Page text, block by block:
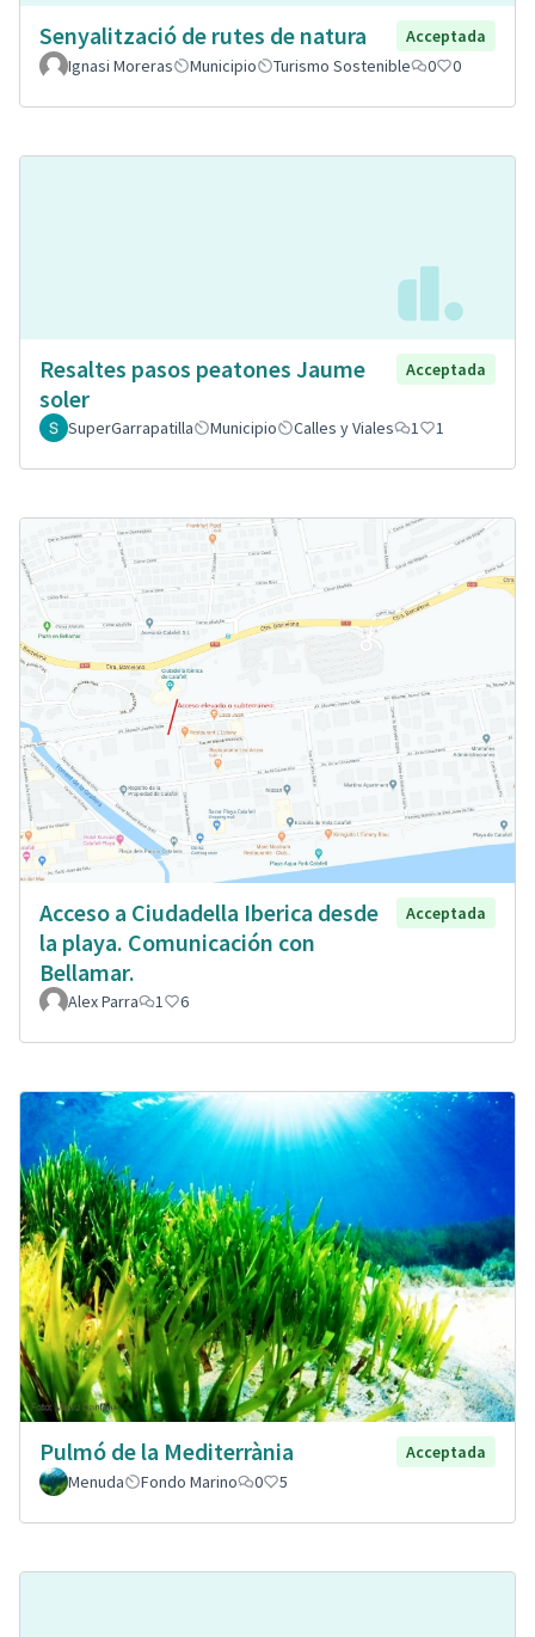
Senyalització de rutes de natura
Acceptada
Ignasi Moreras
Municipio Turismo Sostenible 0 0
Resaltes pasos peatones Jaume
soler
Acceptada
SuperGarrapatilla Municipio Calles y Viales 1 1
Acceso a Ciudadella Iberica desde
la playa. Comunicación con
Bellamar.
Acceptada
Alex Parra 1 6
Pulmó de la Mediterrània
Acceptada
Menuda
Fondo Marino 0 5